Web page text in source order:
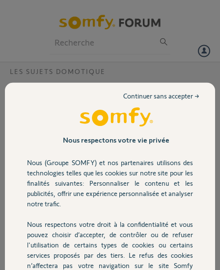
Volet
Sécurité
Domotique
Chauffage
Autres produits
LES SUJETS DOMOTIQUE
box tahoma switch que j'essaie d’associer
n’est pas compatible, sauriez vous quel est
somfy sur Amazon, quand j'essaie
de créer un compte sur l’application
tahoma by somfy (sur android) en
associant la box, l'application
affiche que la box n’est pas
compatibilité.
Pourriez vous m’aider SVP ?
Merci,
Nous respectons votre vie privée
Nous (Groupe SOMFY) et nos partenaires utilisons des
technologies telles que les cookies sur notre site pour les
finalités suivantes: Personnaliser le contenu et les
publicités, offrir une expérience personnalisée et analyser
notre trafic.
Nous respectons votre droit à la confidentialité et vous
pouvez choisir d’accepter, de contrôler ou de refuser
l'utilisation de certains types de cookies ou certains
services proposés par des tiers. Le refus des cookies
n’affectera pas votre navigation sur le site Somfy
Continuer sans accepter →